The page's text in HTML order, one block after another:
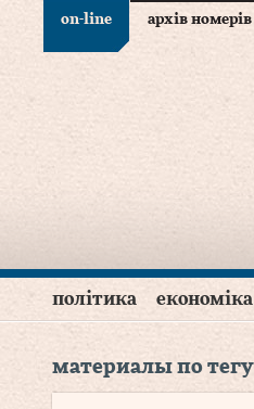
on-line архів номерів
політика економіка
материалы по тегу